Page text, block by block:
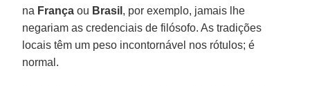
na França ou Brasil , por exemplo, jamais lhe
negariam as credenciais de filósofo. As tradições
locais têm um peso incontornável nos rótulos; é
normal.